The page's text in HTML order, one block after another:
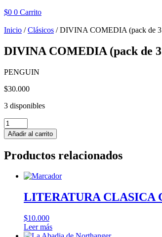
$0 0 Carrito
Inicio /Clásicos / DIVINA COMEDIA (pack de
DIVINA COMEDIA (pack de
PENGUIN
$30.000
3 disponibles
DIVINA
COMEDIA
(pack
3
Alighieri
cantidad
Añadir al carrito
Productos relacionados
LITERATURA CLASICA
$10.000
Leer más